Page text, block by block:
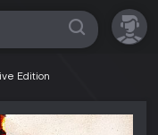
Edition